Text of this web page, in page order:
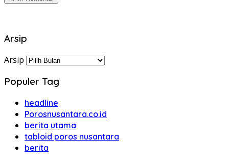
Arsip
Arsip
Populer Tag
headline
Porosnusantara.co.id
berita utama
tabloid poros nusantara
berita